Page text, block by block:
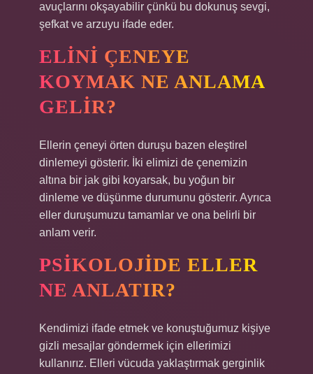
avuçlarını okşayabilir çünkü bu dokunuş sevgi,
şefkat ve arzuyu ifade eder.
ELINI ÇENEYE
KOYMAK NE ANLAMA
GELIR?
Ellerin çeneyi örten duruşu bazen eleştirel
dinlemeyi gösterir. İki elimizi de çenemizin
altına bir jak gibi koyarsak, bu yoğun bir
dinleme ve düşünme durumunu gösterir. Ayrıca
eller duruşumuzu tamamlar ve ona belirli bir
anlam verir.
PSIKOLOJIDE ELLER
NE ANLATIR?
Kendimizi ifade etmek ve konuştuğumuz kişiye
gizli mesajlar göndermek için ellerimizi
kullanırız. Elleri vücuda yaklaştırmak gerginlik